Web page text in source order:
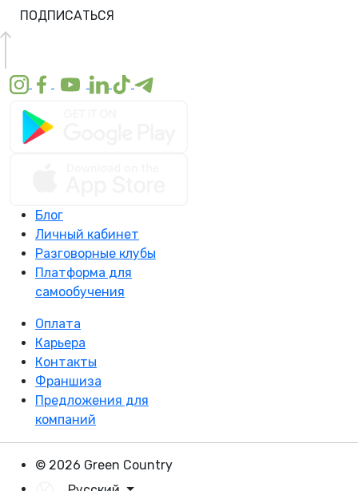
ПОДПИСАТЬСЯ
Блог
Личный кабинет
Разговорные клубы
Платформа для
самообучения
Оплата
Карьера
Контакты
Франшиза
Предложения для
компаний
© 2026 Green Country